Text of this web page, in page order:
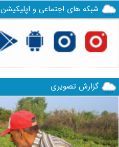
شبکه های اجتماعی و اپلیکیشن
گزارش تصویری